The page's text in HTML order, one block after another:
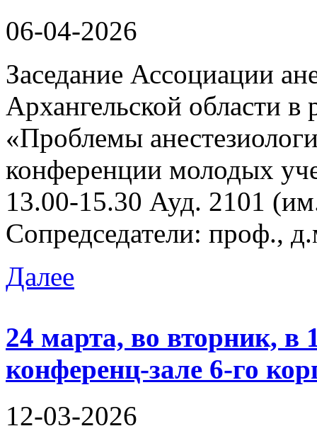
06-04-2026
Заседание Ассоциации
Архангельской области
«Проблемы
конференции молодых
13.00-15.30 Ауд. 2101
Сопредседатели: проф.,
Далее
24 марта, во вторник, в
конференц-зале 6-го
12-03-2026